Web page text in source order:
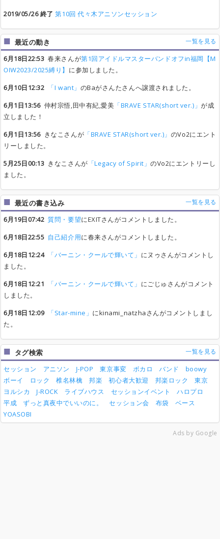
2019/05/26 終了 第10回 代々木アニソンセッション
最近の動き 一覧を見る
6月18日22:53 春来さんが第1回アイドルマスターバンドオフin福岡【M
OIW2023/2025縛り】 に参加しました。
6月10日12:32
「I want」 のBaがさんたさんへ譲渡されました。
6月1日13:56仲村宗悟,田中有紀,愛美 「BRAVE STAR(short ver.)」が成
立しました！
6月1日13:56きなこさんが 「BRAVE STAR(short ver.)」 のVo2にエント
リーしました。
5月25日00:13 きなこさんが 「Legacy of Spirit」のVo2にエントリーし
ました。
最近の書き込み 一覧を見る
6月19日07:42 質問・要望にEXITさんがコメントしました。
6月18日22:55 自己紹介用に春来さんがコメントしました。
6月18日12:24
「バーニン・クールで輝いて」 にヌゥさんがコメントし
ました。
6月18日12:21
「バーニン・クールで輝いて」 にごじゅさんがコメント
しました。
6月18日12:09
「Star-mine」 にkinami_natzhaさんがコメントしまし
た。
タグ検索 一覧を見る
セッション アニソン J-POP 東京事変 ボカロ バンド
boowy
ボーイ
ロック 椎名林檎 邦楽 初心者大歓迎 邦楽ロック
東京
ヨルシカ
J-ROCK ライブハウス セッションイベント
ハロプロ
平成
ずっと真夜中でいいのに。 セッション会 布袋
ベース
YOASOBI
Ads by Google